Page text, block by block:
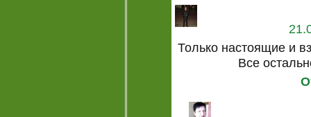
Только настоящие и
Все